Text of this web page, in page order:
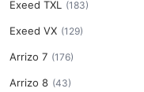
Exeed TXL (183)
Exeed VX (129)
Arrizo 7 (176)
Arrizo 8 (43)